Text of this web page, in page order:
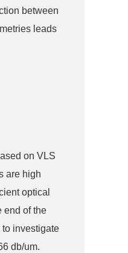
between
leads
on VLS
are high
optical
end of the
investigate
db/um.